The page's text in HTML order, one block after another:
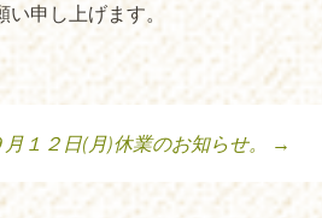
い申し上げます。
月１２日(月)休業のお知らせ。 →